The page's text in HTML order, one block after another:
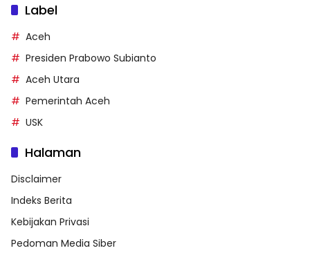
Label
Aceh
Presiden Prabowo Subianto
Aceh Utara
Pemerintah Aceh
USK
Halaman
Disclaimer
Indeks Berita
Kebijakan Privasi
Pedoman Media Siber